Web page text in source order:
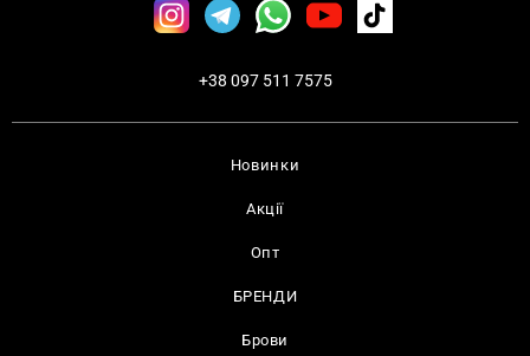
Новинки
Акції
Опт
БРЕНДИ
Брови
+38 097 511 7575